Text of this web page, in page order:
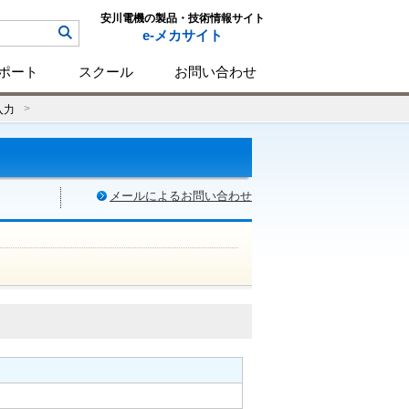
安川電機の製品・技術情報サイト
e-メカサイト
ート スクール お問い合わせ
力
メールによるお問い合わせ